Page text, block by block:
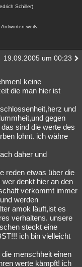
Schiller)
weiß.
19.09.2005 um 00:23
keine
die man hier ist
und
gegen
sind die werte des
lohnt. ich währe
daher und
reden etwas über die
denkt hier an den
verkommt immer
werden
amok läuft,ist es
verhaltens. unsere
steckt eine
ich bin vielleicht
menschheit einen
werte kämpft! ich